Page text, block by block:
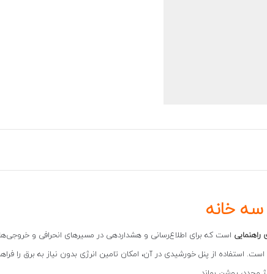
خانه
راهنمایی است که برای اطلاع‌رسانی و هشداردهی در مسیرهای انحرافی و
است. استفاده از پنل خورشیدی در آن، امکان تامین انرژی بدون نیاز به برق را